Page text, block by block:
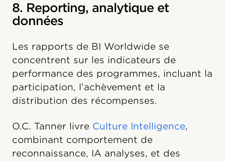
8. Reporting, analytique et
données
Les rapports de BI Worldwide se
concentrent sur les indicateurs de
performance des programmes, incluant la
participation, l’achèvement et la
distribution des récompenses.
O.C. Tanner livre Culture Intelligence,
combinant comportement de
reconnaissance, IA analyses, et des